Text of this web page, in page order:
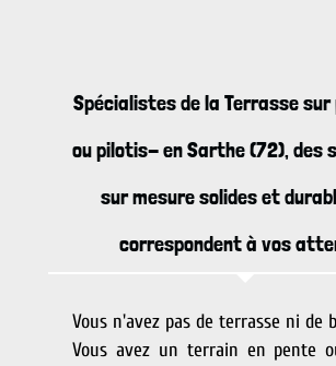
Spécialistes de la Terrasse
ou pilotis- en Sarthe (72), des
sur mesure solides et
correspondent à vos
Vous n'avez pas de terrasse ni de
Vous avez un terrain en pente